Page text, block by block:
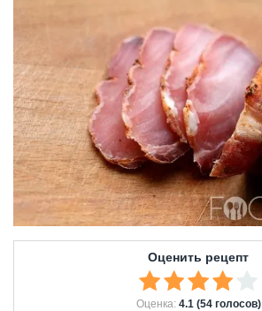
Оценить рецепт
Оценка: 4.1 (54 голосов)